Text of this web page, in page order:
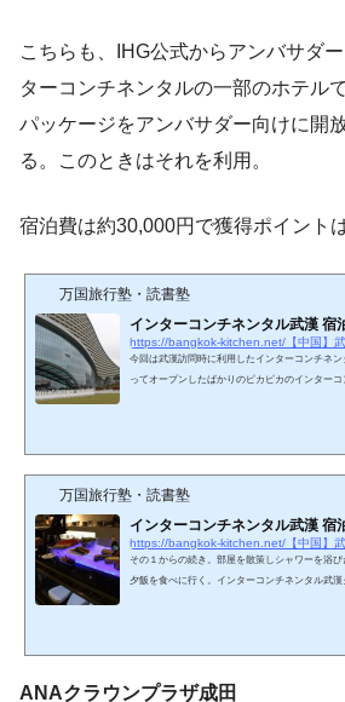
こちらも、IHG公式からアンバサダ
ターコンチネンタルの一部のホテル
パッケージをアンバサダー向けに開
る。このときはそれを利用。
宿泊費は約30,000円で獲得ポイント
万国旅行塾・読書塾
インターコンチネンタル武漢 宿
今回は武漢訪問時に利用したインターコンチネ
ってオープンしたばかりのピカピカのインターコ
万国旅行塾・読書塾
インターコンチネンタル武漢 宿
その１からの続き。部屋を散策しシャワーを浴び
夕飯を食べに行く。インターコンチネンタル武漢
慮なくチャイニーズビア、赤ワインと中華料理を
ANAクラウンプラザ成田